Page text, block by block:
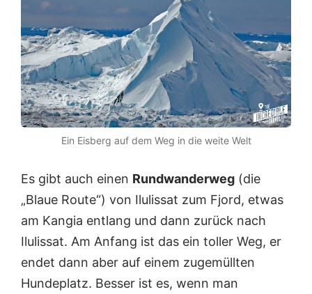
Ein Eisberg auf dem Weg in die weite Welt
Es gibt auch einen Rundwanderweg (die
„Blaue Route“) von Ilulissat zum Fjord, etwas
am Kangia entlang und dann zurück nach
Ilulissat. Am Anfang ist das ein toller Weg, er
endet dann aber auf einem zugemüllten
Hundeplatz. Besser ist es, wenn man